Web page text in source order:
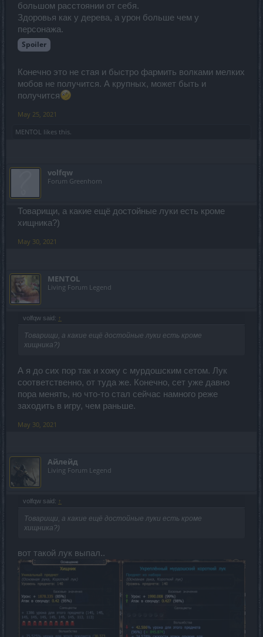
большом расстоянии от себя.
Здоровья как у дерева, а урон больше чем у
персонажа.
Spoiler
Конечно это не стая и быстро фармить волками мелких
мобов не получится. А крупных, может быть и
получится
May 25, 2021
MENTOL likes this.
volfqw
Forum Greenhorn
Товарищи, а какие ещё достойные луки есть кроме
хищника?)
May 30, 2021
MENTOL
Living Forum Legend
volfqw said: ↑
Товарищи, а какие ещё достойные луки есть кроме
хищника?)
А я до сих пор так и хожу с мурдошским сетом. Лук
соответственно, от туда же. Конечно, сет уже давно
пора менять, но что-то стал сейчас намного реже
заходить в игру, чем раньше.
May 30, 2021
Айлейд
Living Forum Legend
volfqw said: ↑
Товарищи, а какие ещё достойные луки есть кроме
хищника?)
вот такой лук выпал..